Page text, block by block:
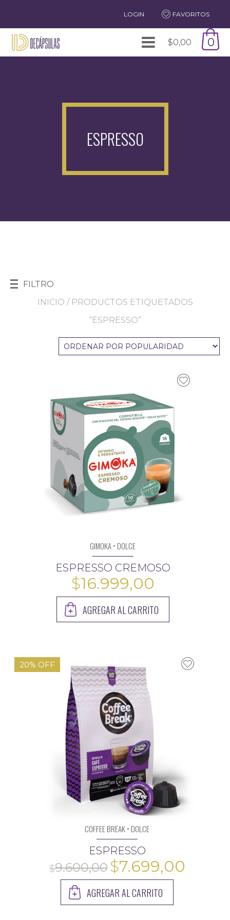
LOGIN FAVORITOS
$0,00 0
ESPRESSO
FILTRO
INICIO / PRODUCTOS ETIQUETADOS
“ESPRESSO”
GIMOKA • DOLCE
ESPRESSO CREMOSO
$16.999,00
AGREGAR AL CARRITO
20% OFF
COFFEE BREAK • DOLCE
ESPRESSO
El
precio
original
$7.699,00
AGREGAR AL CARRITO